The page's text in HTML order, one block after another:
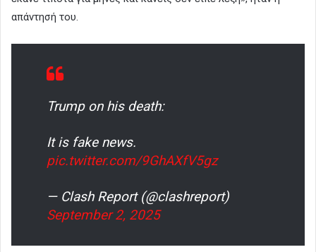
απάντησή του.
Trump on his death:
It is fake news.
pic.twitter.com/9GhAXfV5gz
— Clash Report (@clashreport)
September 2, 2025